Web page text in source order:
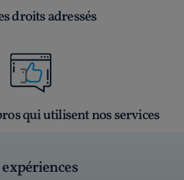
droits adressés
qui utilisent nos services